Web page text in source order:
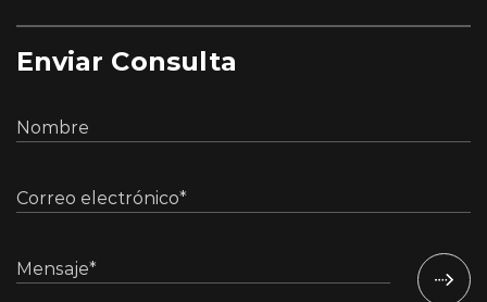
Enviar Consulta